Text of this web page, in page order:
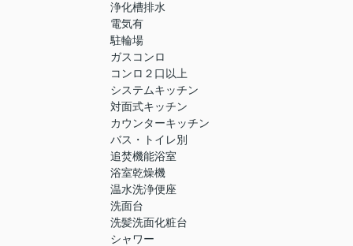
浄化槽排水
電気有
駐輪場
ガスコンロ
コンロ２口以上
システムキッチン
対面式キッチン
カウンターキッチン
バス・トイレ別
追焚機能浴室
浴室乾燥機
温水洗浄便座
洗面台
洗髪洗面化粧台
シャワー